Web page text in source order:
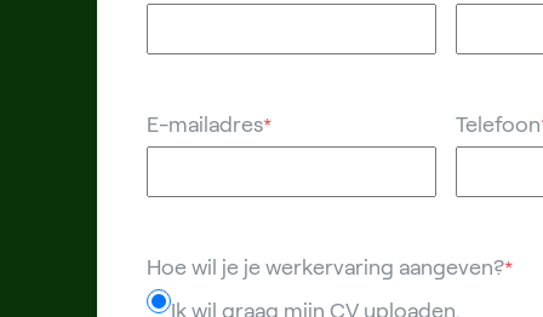
E-mailadres* Telefoon
Hoe wil je je werkervaring aangeven?*
Ik wil graag mijn CV uploaden.